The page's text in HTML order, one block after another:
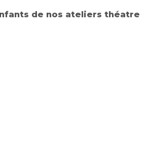
de nos ateliers théatre